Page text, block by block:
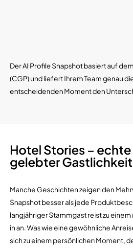
Der AI Profile Snapshot basiert auf
(CGP) und liefert Ihrem Team genau
entscheidenden Moment den
Hotel Stories –
gelebter Gastlichkeit
Manche Geschichten zeigen den
Snapshot besser als jede
langjähriger Stammgast reist zu
in an. Was wie eine gewöhnliche
sich zu einem persönlichen Moment,